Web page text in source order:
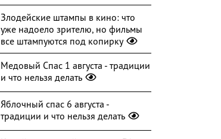
Злодейские штампы в кино: что
уже надоело зрителю, но фильмы
все штампуются под копирку
Медовый Спас 1 августа - традиции
и что нельзя делать
Яблочный спас 6 августа -
традиции и что нельзя делать